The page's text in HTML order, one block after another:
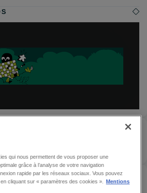
FERRAND
CHOUETTE — CLERMONT-
qui nous permettent de vous proposer une
grâce à l’analyse de votre navigation
rapide par les réseaux sociaux. Vous pouvez
cliquant sur « paramètres des cookies ».
Mentions